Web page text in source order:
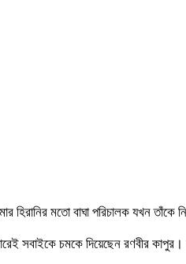
মতো বাঘা পরিচালক যখন তাঁকে
সবাইকে চমকে দিয়েছেন রণবীর